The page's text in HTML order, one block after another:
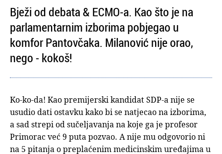
Bježi od debata & ECMO-a. Kao što je na
parlamentarnim izborima pobjegao u
komfor Pantovčaka. Milanović nije orao,
nego - kokoš!
Ko-ko-da! Kao premijerski kandidat SDP-a nije se
usudio dati ostavku kako bi se natjecao na izborima,
a sad strepi od sučeljavanja na koje ga je profesor
Primorac već 9 puta pozvao. A nije mu odgovorio ni
na 5 pitanja o preplaćenim medicinskim uređajima u